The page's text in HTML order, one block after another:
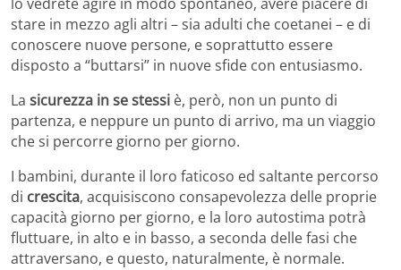
stare in mezzo agli altri – sia adulti che coetanei – e di
conoscere nuove persone, e soprattutto essere
disposto a “buttarsi” in nuove sfide con entusiasmo.
La sicurezza in se stessi è, però, non un punto di
partenza, e neppure un punto di arrivo, ma un viaggio
che si percorre giorno per giorno.
I bambini, durante il loro faticoso ed saltante percorso
di crescita, acquisiscono consapevolezza delle proprie
capacità giorno per giorno, e la loro autostima potrà
fluttuare, in alto e in basso, a seconda delle fasi che
attraversano, e questo, naturalmente, è normale.